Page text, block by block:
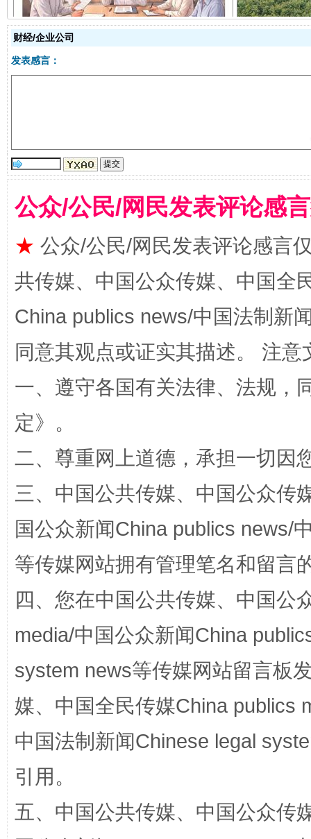
受贿1.44亿！段成刚被判无期 从幼
全民健身五年计划来了！等你上场
国家大学科技园优化重塑工作
财经/企业公司
发表感言：
公众/公民/网民发表评论感
★ 公众/公民/网民发表评论感言
共传媒、中国公众传媒、中国全
China publics news/中国法制新
同意其观点或证实其描述。 注
一、遵守各国有关法律、法规，
定》。
二、尊重网上道德，承担一切因
三、中国公共传媒、中国公众传
国公众新闻China publics news/
等传媒网站拥有管理笔名和留言
四、您在中国公共传媒、中国公
media/中国公众新闻China
system news等传媒网站留言板
媒、中国全民传媒China publics
中国法制新闻Chinese legal
引用。
五、中国公共传媒、中国公众传